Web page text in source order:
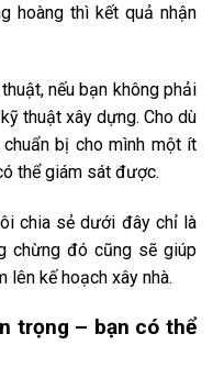
hoàng thì kết quả nhận
nếu bạn không phải
thuật xây dựng. Cho dù
bị cho mình một ít
thể giám sát được.
chia sẻ dưới đây chỉ là
chừng đó cũng sẽ giúp
lên kế hoạch xây nhà.
trọng – bạn có thể